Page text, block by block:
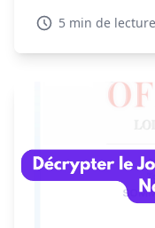
administratives.
5 min de lecture